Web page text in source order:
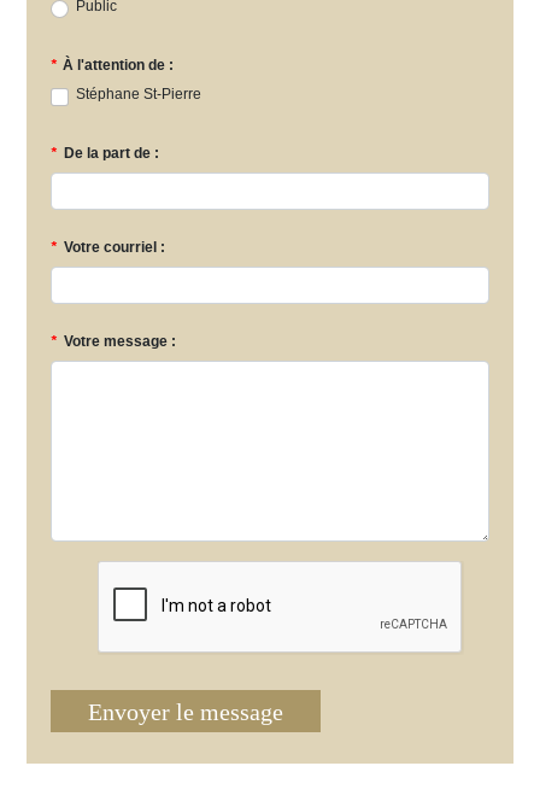
Public
* À l'attention de :
Stéphane St-Pierre
* De la part de :
* Votre courriel :
* Votre message :
Envoyer le message